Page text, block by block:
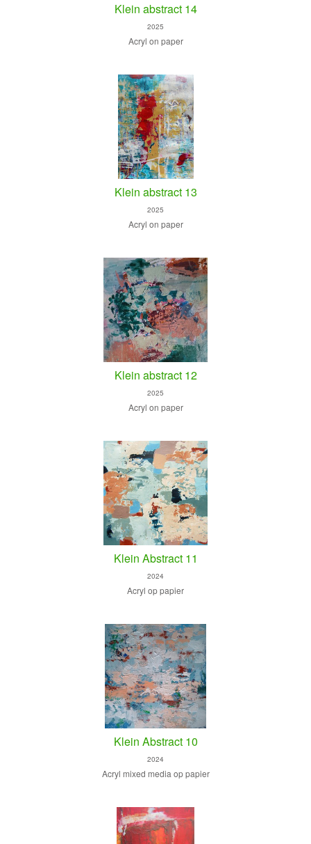
Klein abstract 14
2025
Acryl on paper
Klein abstract 13
2025
Acryl on paper
Klein abstract 12
2025
Acryl on paper
Klein Abstract 11
2024
Acryl op papier
Klein Abstract 10
2024
Acryl mixed media op papier